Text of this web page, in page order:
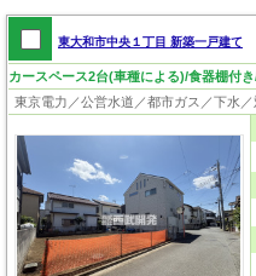
東大和市中央１丁目 新築一戸建て